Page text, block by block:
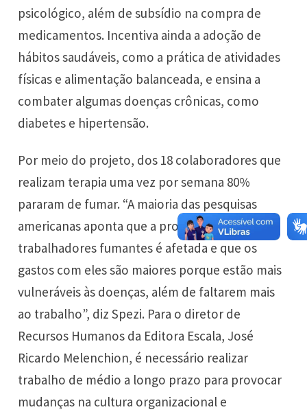
psicológico, além de subsídio na compra de
medicamentos. Incentiva ainda a adoção de
hábitos saudáveis, como a prática de atividades
físicas e alimentação balanceada, e ensina a
combater algumas doenças crônicas, como
diabetes e hipertensão.
Por meio do projeto, dos 18 colaboradores que
realizam terapia uma vez por semana 80%
pararam de fumar. “A maioria das pesquisas
americanas aponta que a produtividade dos
trabalhadores fumantes é afetada e que os
gastos com eles são maiores porque estão mais
vulneráveis às doenças, além de faltarem mais
ao trabalho”, diz Spezi. Para o diretor de
Recursos Humanos da Editora Escala, José
Ricardo Melenchion, é necessário realizar
trabalho de médio a longo prazo para provocar
mudanças na cultura organizacional e